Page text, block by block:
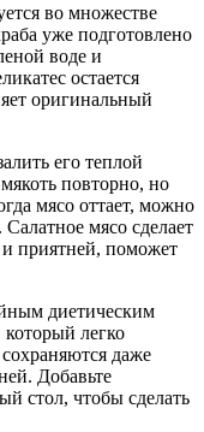
во множестве
уже подготовлено
воде и
остается
оригинальный
его теплой
повторно, но
мясо оттает, можно
мясо сделает
приятней, поможет
диетическим
легко
даже
Добавьте
стол, чтобы сделать